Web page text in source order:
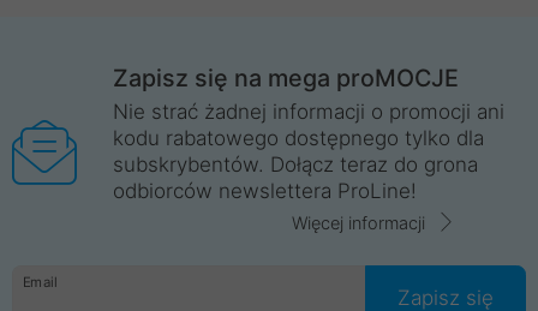
Zapisz się na mega proMOCJE
Nie strać żadnej informacji o promocji ani
kodu rabatowego dostępnego tylko dla
subskrybentów. Dołącz teraz do grona
odbiorców newslettera ProLine!
Więcej informacji
Email
Zapisz się